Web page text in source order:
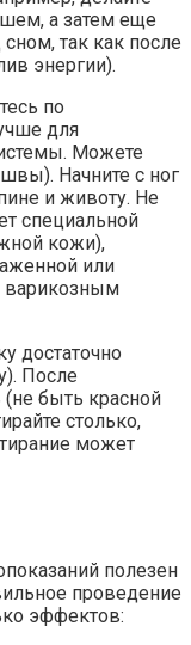
а затем еще
так как после
энергии).
по
для
Можете
Начните с ног
и животу. Не
специальной
кожи),
или
варикозным
достаточно
После
быть красной
столько,
может
полезен
проведение
эффектов: